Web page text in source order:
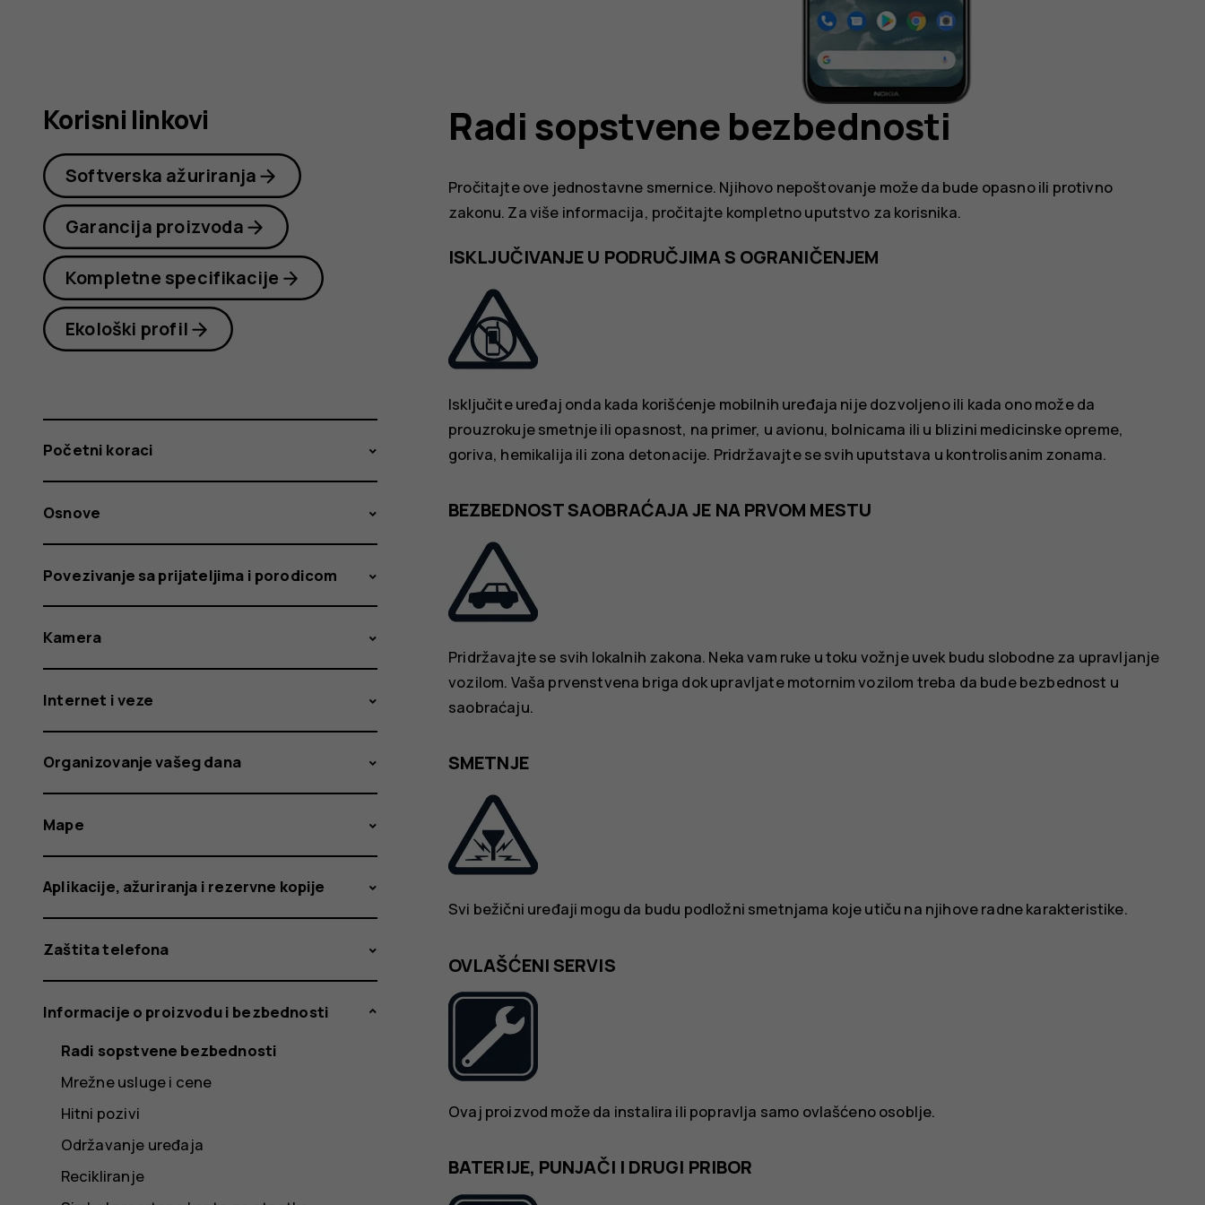
Radi sopstvene bezbednosti
Pročitajte ove jednostavne smernice. Njihovo nepoštovanje može da bude opasno ili protivno
zakonu. Za više informacija, pročitajte kompletno uputstvo za korisnika.
ISKLJUČIVANJE U PODRUČJIMA S OGRANIČENJEM
Isključite uređaj onda kada korišćenje mobilnih uređaja nije dozvoljeno ili kada ono može da
prouzrokuje smetnje ili opasnost, na primer, u avionu, bolnicama ili u blizini medicinske opreme,
goriva, hemikalija ili zona detonacije. Pridržavajte se svih uputstava u kontrolisanim zonama.
BEZBEDNOST SAOBRAĆAJA JE NA PRVOM MESTU
Pridržavajte se svih lokalnih zakona. Neka vam ruke u toku vožnje uvek budu slobodne za upravljanje
vozilom. Vaša prvenstvena briga dok upravljate motornim vozilom treba da bude bezbednost u
saobraćaju.
SMETNJE
Svi bežični uređaji mogu da budu podložni smetnjama koje utiču na njihove radne karakteristike.
OVLAŠĆENI SERVIS
Ovaj proizvod može da instalira ili popravlja samo ovlašćeno osoblje.
BATERIJE, PUNJAČI I DRUGI PRIBOR
Korisni linkovi
Softverska ažuriranja
Garancija proizvoda
Kompletne specifikacije
Ekološki profil
Početni koraci
Osnove
Povezivanje sa prijateljima i porodicom
Kamera
Internet i veze
Organizovanje vašeg dana
Mape
Aplikacije, ažuriranja i rezervne kopije
Zaštita telefona
Informacije o proizvodu i bezbednosti
Radi sopstvene bezbednosti
Mrežne usluge i cene
Hitni pozivi
Održavanje uređaja
Recikliranje